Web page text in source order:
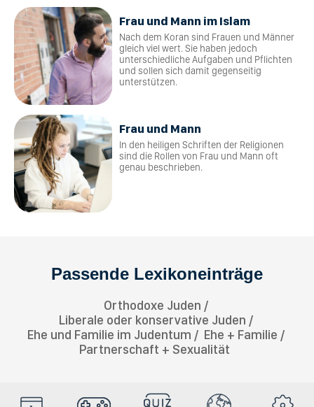
Frau und Mann im Islam
Nach dem Koran sind Frauen und Männer
gleich viel wert. Sie haben jedoch
unterschiedliche Aufgaben und Pflichten
und sollen sich damit gegenseitig
unterstützen.
Frau und Mann
In den heiligen Schriften der Religionen
sind die Rollen von Frau und Mann oft
genau beschrieben.
Passende Lexikoneinträge
Orthodoxe Juden
Liberale oder konservative Juden
Ehe und Familie im Judentum
Ehe + Familie
Partnerschaft + Sexualität